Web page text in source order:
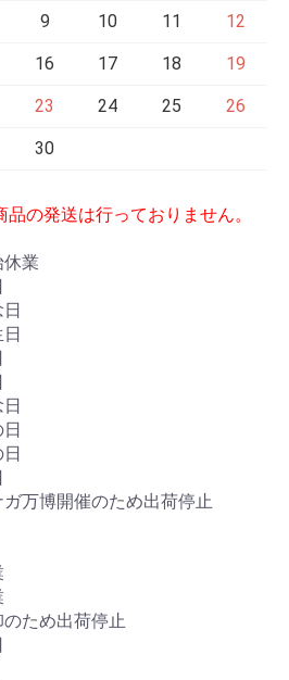
9 10 11 12
16 17 18 19
23 24 25 26
30
の発送は行っておりません。
業
万博開催のため出荷停止
ため出荷停止